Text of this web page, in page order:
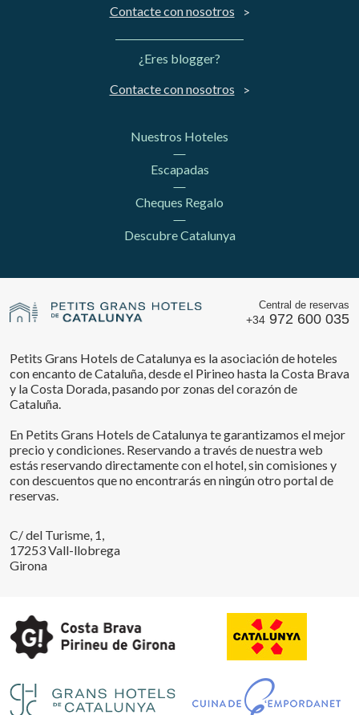
Contacte con nosotros
¿Eres blogger?
Contacte con nosotros
Nuestros Hoteles
Escapadas
Cheques Regalo
Descubre Catalunya
Central de reservas
+34 972 600 035
Petits Grans Hotels de Catalunya es la asociación de hoteles
con encanto de Cataluña, desde el Pirineo hasta la Costa Brava
y la Costa Dorada, pasando por zonas del corazón de
Cataluña.
En Petits Grans Hotels de Catalunya te garantizamos el mejor
precio y condiciones. Reservando a través de nuestra web
estás reservando directamente con el hotel, sin comisiones y
con descuentos que no encontrarás en ningún otro portal de
reservas.
C/ del Turisme, 1,
17253 Vall-llobrega
Girona